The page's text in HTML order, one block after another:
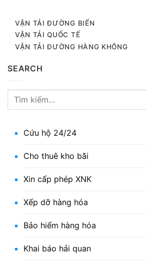
VẬN TẢI ĐƯỜNG BIỂN
VẬN TẢI QUỐC TẾ
VẬN TẢI ĐƯỜNG HÀNG KHÔNG
SEARCH
Cứu hộ 24/24
Cho thuê kho bãi
Xin cấp phép XNK
Xếp dỡ hàng hóa
Bảo hiểm hàng hóa
Khai báo hải quan